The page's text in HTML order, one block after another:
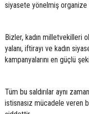
siyasete yönelmiş organize
Bizler, kadın milletvekilleri
yalanı, iftirayı ve kadın
kampanyalarını en güçlü
Tüm bu saldırılar aynı
istisnasız mücadele veren